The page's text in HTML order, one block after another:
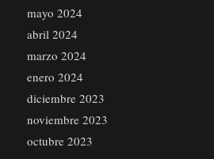
mayo 2024
abril 2024
marzo 2024
enero 2024
diciembre 2023
noviembre 2023
octubre 2023